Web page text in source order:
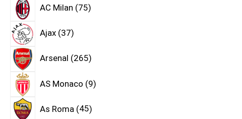
AC Milan 75
Ajax 37
Arsenal 265
AS Monaco 9
As Roma 45